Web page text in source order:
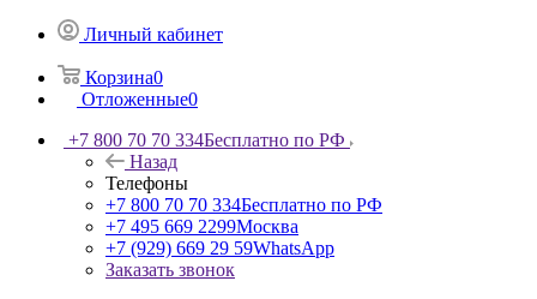
Личный кабинет
Корзина0
Отложенные0
+7 800 70 70 334Бесплатно по РФ
Назад
Телефоны
+7 800 70 70 334Бесплатно по РФ
+7 495 669 2299Москва
+7 (929) 669 29 59WhatsApp
Заказать звонок